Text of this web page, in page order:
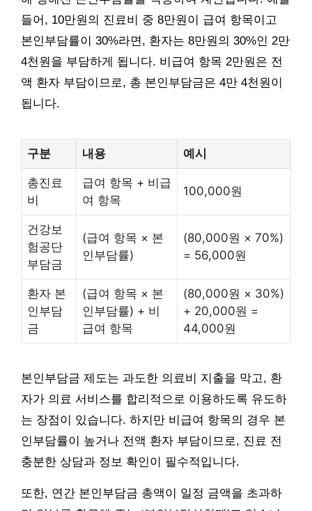
들어, 10만원의 진료비 중 8만원이 급여 항목이고
본인부담률이 30%라면, 환자는 8만원의 30%인 2만
4천원을 부담하게 됩니다. 비급여 항목 2만원은 전
액 환자 부담이므로, 총 본인부담금은 4만 4천원이
됩니다.
구분 내용 예시
총진료
비
급여 항목 + 비급
여 항목
100,000원
건강보
험공단
부담금
(급여 항목 × 본
인부담률)
(80,000원 × 70%)
= 56,000원
환자 본
인부담
금
(급여 항목 × 본
인부담률) + 비
급여 항목
(80,000원 × 30%)
+ 20,000원 =
44,000원
본인부담금 제도는 과도한 의료비 지출을 막고, 환
자가 의료 서비스를 합리적으로 이용하도록 유도하
는 장점이 있습니다. 하지만 비급여 항목의 경우 본
인부담률이 높거나 전액 환자 부담이므로, 진료 전
충분한 상담과 정보 확인이 필수적입니다.
또한, 연간 본인부담금 총액이 일정 금액을 초과하